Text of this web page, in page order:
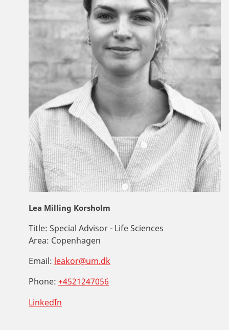
Lea Milling Korsholm
Title: Special Advisor - Life Sciences
Area: Copenhagen
Email: leakor@um.dk
Phone: +4521247056
LinkedIn